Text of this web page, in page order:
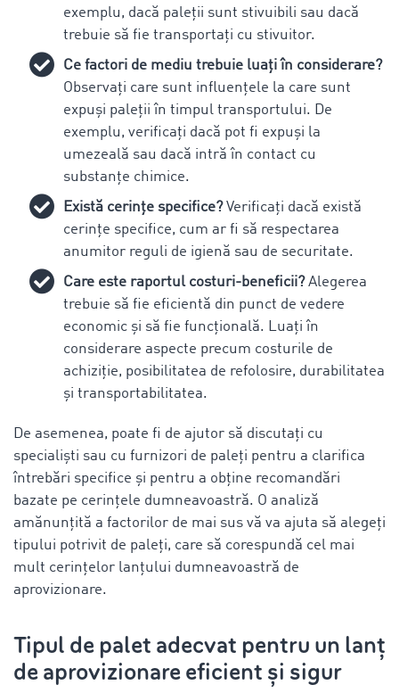
exemplu, dacă paleții sunt stivuibili sau dacă
trebuie să fie transportați cu stivuitor.
Ce factori de mediu trebuie luați în considerare?
Observați care sunt influențele la care sunt
expuși paleții în timpul transportului. De
exemplu, verificați dacă pot fi expuși la
umezeală sau dacă intră în contact cu
substanțe chimice.
Există cerințe specifice?Verificați dacă există
cerințe specifice, cum ar fi să respectarea
anumitor reguli de igienă sau de securitate.
Care este raportul costuri-beneficii?Alegerea
trebuie să fie eficientă din punct de vedere
economic și să fie funcțională. Luați în
considerare aspecte precum costurile de
achiziție, posibilitatea de refolosire, durabilitatea
și transportabilitatea.
De asemenea, poate fi de ajutor să discutați cu
specialiști sau cu furnizori de paleți pentru a clarifica
întrebări specifice și pentru a obține recomandări
bazate pe cerințele dumneavoastră. O analiză
amănunțită a factorilor de mai sus vă va ajuta să alegeți
tipului potrivit de paleți, care să corespundă cel mai
mult cerințelor lanțului dumneavoastră de
aprovizionare.
Tipul de palet adecvat pentru un lanț
de aprovizionare eficient și sigur